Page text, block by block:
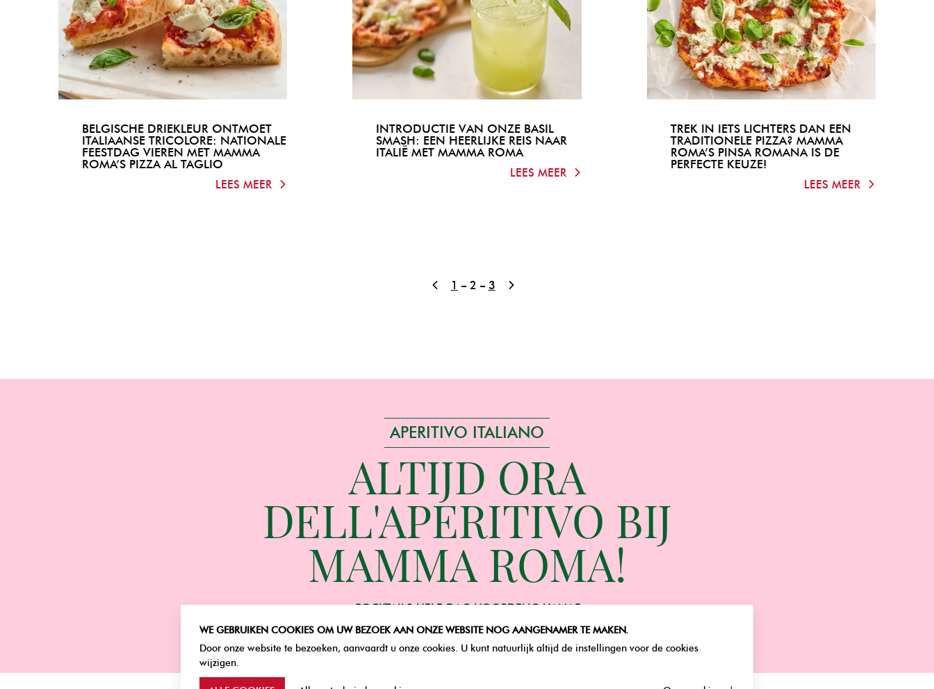
BELGISCHE DRIEKLEUR ONTMOET
ITALIAANSE TRICOLORE: NATIONALE
FEESTDAG VIEREN MET MAMMA
ROMA’S PIZZA AL TAGLIO
LEES MEER
INTRODUCTIE VAN ONZE BASIL
SMASH: EEN HEERLIJKE REIS NAAR
ITALIË MET MAMMA ROMA
LEES MEER
TREK IN IETS LICHTERS DAN EEN
TRADITIONELE PIZZA? MAMMA
ROMA’S PINSA ROMANA IS DE
PERFECTE KEUZE!
LEES MEER
1 2 3
APERITIVO ITALIANO
ALTIJD ORA
DELL'APERITIVO BIJ
MAMMA ROMA!
COCKTAILS HELE DAG VOORDELIG VANAF
8.99€
WE GEBRUIKEN COOKIES OM UW BEZOEK AAN ONZE WEBSITE NOG AANGENAMER TE MAKEN.
Door onze website te bezoeken, aanvaardt u onze cookies. U kunt natuurlijk altijd de instellingen voor de cookies
wijzigen.